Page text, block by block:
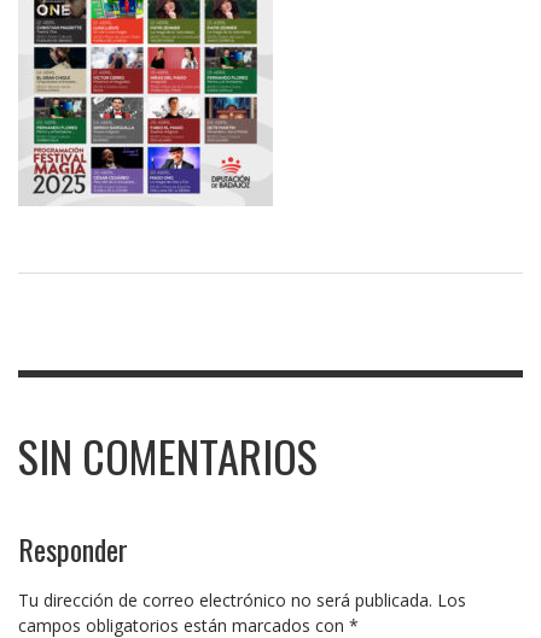
SIN COMENTARIOS
Responder
Tu dirección de correo electrónico no será publicada. Los
campos obligatorios están marcados con *